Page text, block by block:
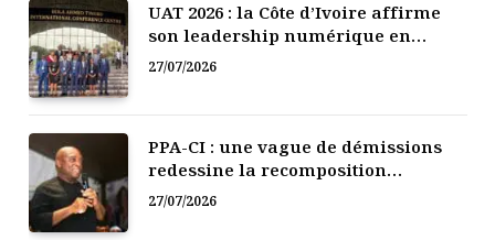
UAT 2026 : la Côte d’Ivoire affirme
son leadership numérique en
Afrique
27/07/2026
PPA-CI : une vague de démissions
redessine la recomposition
politique
27/07/2026